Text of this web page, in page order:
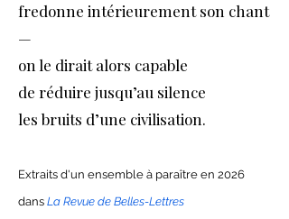
fredonne intérieurement son chant
—
on le dirait alors capable
de réduire jusqu’au silence
les bruits d’une civilisation.
Extraits d'un ensemble à paraître en 2026
dans La Revue de Belles-Lettres